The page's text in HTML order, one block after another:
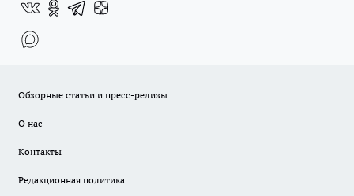
Обзорные статьи и пресс-релизы
О нас
Контакты
Редакционная политика